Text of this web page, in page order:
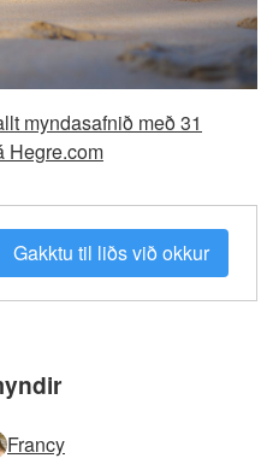
myndasafnið með 31
Hegre.com
Gakktu til liðs við okkur
Francy